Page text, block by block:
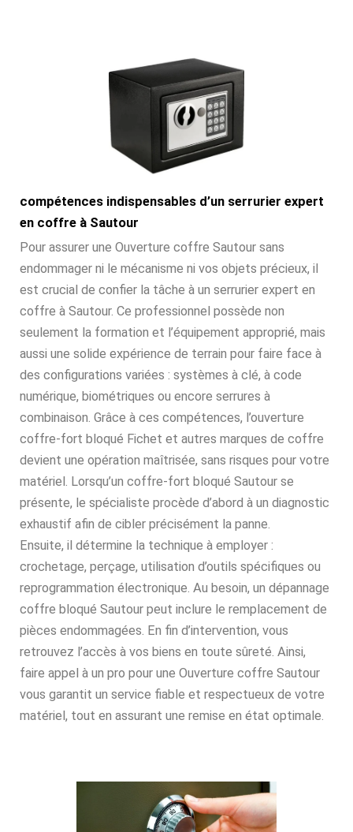
compétences indispensables d’un serrurier expert
en coffre à Sautour
Pour assurer une Ouverture coffre Sautour sans
endommager ni le mécanisme ni vos objets précieux, il
est crucial de confier la tâche à un serrurier expert en
coffre à Sautour. Ce professionnel possède non
seulement la formation et l’équipement approprié, mais
aussi une solide expérience de terrain pour faire face à
des configurations variées : systèmes à clé, à code
numérique, biométriques ou encore serrures à
combinaison. Grâce à ces compétences, l’ouverture
coffre-fort bloqué Fichet et autres marques de coffre
devient une opération maîtrisée, sans risques pour votre
matériel. Lorsqu’un coffre-fort bloqué Sautour se
présente, le spécialiste procède d’abord à un diagnostic
exhaustif afin de cibler précisément la panne.
Ensuite, il détermine la technique à employer :
crochetage, perçage, utilisation d’outils spécifiques ou
reprogrammation électronique. Au besoin, un dépannage
coffre bloqué Sautour peut inclure le remplacement de
pièces endommagées. En fin d’intervention, vous
retrouvez l’accès à vos biens en toute sûreté. Ainsi,
faire appel à un pro pour une Ouverture coffre Sautour
vous garantit un service fiable et respectueux de votre
matériel, tout en assurant une remise en état optimale.